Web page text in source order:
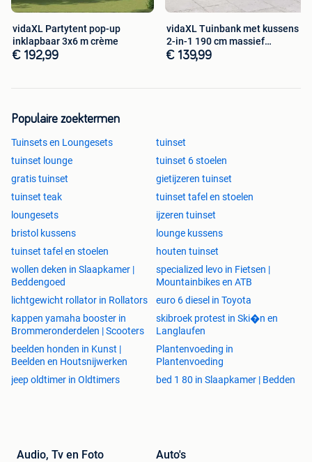
Waarom shoppen bij vidaXL?
vidaXL biedt alles wat u nodig heeft voor in uw dagelijks
benodigdheden voor de auto.
Gratis verzending
Voordelig huismerk
Uitgebreid assortiment op voorraad
Retourneren kan binnen 30 dagen
Ontdek dit product nu op onze website!
vidaXL Partytent pop-up
inklapbaar 3x6 m crème
€ 192,99
vidaXL Tuinbank met kussens
2-in-1 190 cm massief
acaciahout
€ 139,99
Populaire zoektermen
Tuinsets en Loungesets
tuinset
tuinset lounge
tuinset 6 stoelen
gratis tuinset
gietijzeren tuinset
tuinset teak
tuinset tafel en stoelen
loungesets
ijzeren tuinset
bristol kussens
lounge kussens
tuinset tafel en stoelen
houten tuinset
wollen deken in Slaapkamer |
Beddengoed
specialized levo in Fietsen |
Mountainbikes en ATB
lichtgewicht rollator in Rollators
euro 6 diesel in Toyota
kappen yamaha booster in
Brommeronderdelen | Scooters
skibroek protest in Ski�n en
Langlaufen
beelden honden in Kunst |
Beelden en Houtsnijwerken
Plantenvoeding in
Plantenvoeding
jeep oldtimer in Oldtimers
bed 1 80 in Slaapkamer | Bedden
Audio, Tv en Foto Auto's